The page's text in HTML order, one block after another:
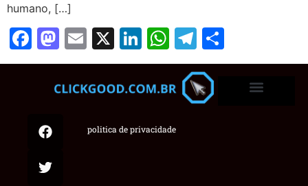
humano, […]
Facebook
Mastodon
Email
X LinkedIn
WhatsApp
Telegram
politica de privacidade